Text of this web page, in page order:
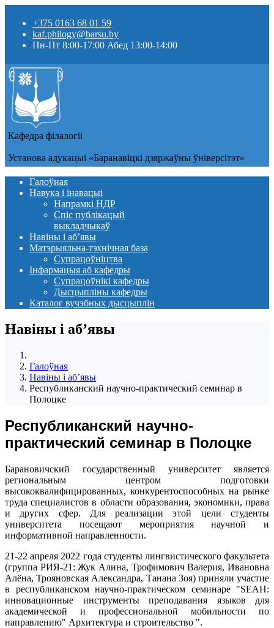
+375 0163 68 01 59
kaf.philogy@barsu.by
Пн-Пт 8:00-17:00 Абед 13:00-14:00
Кафедра фiлалогii
Установа адукацыi «Баранавіцкі дзяржаўны ўніверсітэт»
Галоўная
Навука і інавацыі
Напрамкі НДР
Спіс публікацый
выкладчыкаў
Навіны i аб’явы
Матэрыяльна-тэхнічная база
Супрацоўніцтва
Інфармацыя аб кафедры
Супрацоўнікі кафедры
Дысцыпліны кафедры
Каталог вучэбных дысцыплін
Навіны i аб’явы
Галоўная
Навіны i аб’явы
Республиканский научно-практический семинар в
Полоцке
Республиканский научно-
практический семинар в Полоцке
Барановичский государственный университет является
региональным центром подготовки
высококвалифицированных, конкурентоспособных на рынке
труда специалистов в области образования, экономики, права
и других сфер. Для реализации этой цели студенты
университета посещают мероприятия научной и
информативной направленности.
21-22 апреля 2022 года студенты лингвистического факультета
(группа РИЯ-21: Жук Алина, Трофимович Валерия, Ивановна
Алёна, Трояновская Александра, Танана Зоя) приняли участие
в республиканском научно-практическом семинаре "SEAH:
инновационные инструменты преподавания языков для
академической и профессиональной мобильности по
направлению" Архитектура и строительство ".